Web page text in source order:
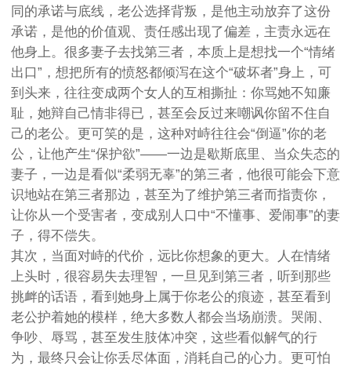
同的承诺与底线，老公选择背叛，是他主动放弃了这份
承诺，是他的价值观、责任感出现了偏差，主责永远在
他身上。很多妻子去找第三者，本质上是想找一个“情绪
出口”，想把所有的愤怒都倾泻在这个“破坏者”身上，可
到头来，往往变成两个女人的互相撕扯：你骂她不知廉
耻，她辩自己情非得已，甚至会反过来嘲讽你留不住自
己的老公。更可笑的是，这种对峙往往会“倒逼”你的老
公，让他产生“保护欲”——一边是歇斯底里、当众失态的
妻子，一边是看似“柔弱无辜”的第三者，他很可能会下意
识地站在第三者那边，甚至为了维护第三者而指责你，
让你从一个受害者，变成别人口中“不懂事、爱闹事”的妻
子，得不偿失。
其次，当面对峙的代价，远比你想象的更大。人在情绪
上头时，很容易失去理智，一旦见到第三者，听到那些
挑衅的话语，看到她身上属于你老公的痕迹，甚至看到
老公护着她的模样，绝大多数人都会当场崩溃。哭闹、
争吵、辱骂，甚至发生肢体冲突，这些看似解气的行
为，最终只会让你丢尽体面，消耗自己的心力。更可怕